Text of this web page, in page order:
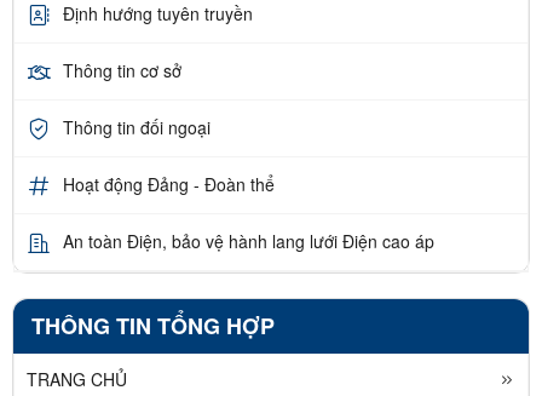
Định hướng tuyên truyền
Thông tin cơ sở
Thông tin đối ngoại
Hoạt động Đảng - Đoàn thể
An toàn Điện, bảo vệ hành lang lưới Điện cao áp
THÔNG TIN TỔNG HỢP
TRANG CHỦ